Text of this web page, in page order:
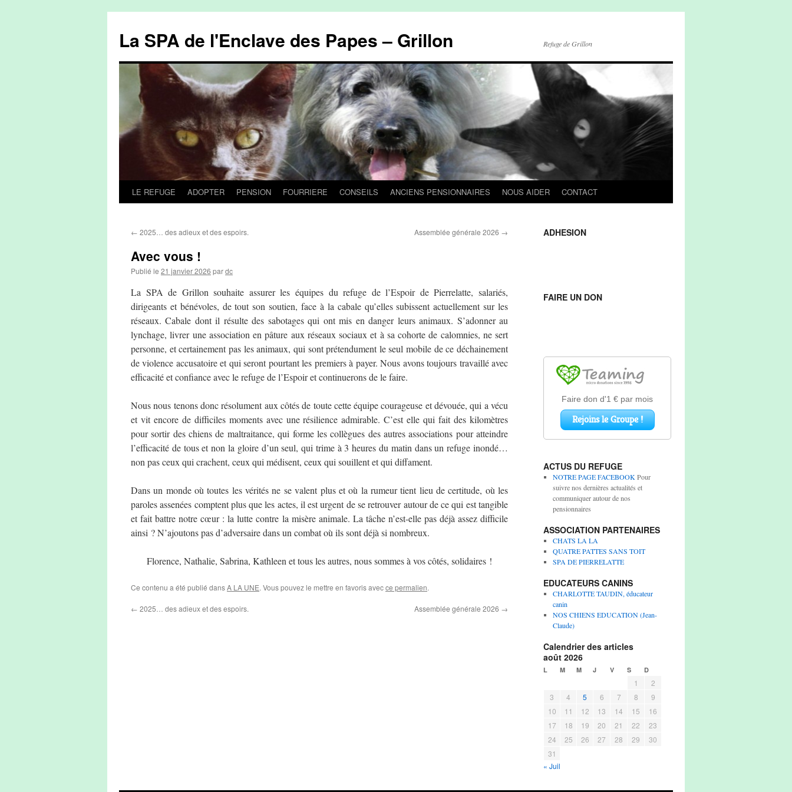
La SPA de l'Enclave des Papes – Grillon Refuge de Grillon
Aller
contenu
LE REFUGE ADOPTER PENSION FOURRIERE CONSEILS ANCIENS PENSIONNAIRES NOUS AIDER CONTACT
← 2025… des adieux et des espoirs. Assemblée générale 2026 →
Avec vous !
Publié le 21 janvier 2026 pardc
La SPA de Grillon souhaite assurer les équipes du refuge de l’Espoir de Pierrelatte, salariés,
dirigeants et bénévoles, de tout son soutien, face à la cabale qu’elles subissent actuellement sur les
réseaux. Cabale dont il résulte des sabotages qui ont mis en danger leurs animaux. S’adonner au
lynchage, livrer une association en pâture aux réseaux sociaux et à sa cohorte de calomnies, ne sert
personne, et certainement pas les animaux, qui sont prétendument le seul mobile de ce déchainement
de violence accusatoire et qui seront pourtant les premiers à payer. Nous avons toujours travaillé avec
efficacité et confiance avec le refuge de l’Espoir et continuerons de le faire.
Nous nous tenons donc résolument aux côtés de toute cette équipe courageuse et dévouée, qui a vécu
et vit encore de difficiles moments avec une résilience admirable. C’est elle qui fait des kilomètres
pour sortir des chiens de maltraitance, qui forme les collègues des autres associations pour atteindre
l’efficacité de tous et non la gloire d’un seul, qui trime à 3 heures du matin dans un refuge inondé…
non pas ceux qui crachent, ceux qui médisent, ceux qui souillent et qui diffament.
Dans un monde où toutes les vérités ne se valent plus et où la rumeur tient lieu de certitude, où les
paroles assenées comptent plus que les actes, il est urgent de se retrouver autour de ce qui est tangible
et fait battre notre cœur : la lutte contre la misère animale. La tâche n’est-elle pas déjà assez difficile
ainsi ? N’ajoutons pas d’adversaire dans un combat où ils sont déjà si nombreux.
Florence, Nathalie, Sabrina, Kathleen et tous les autres, nous sommes à vos côtés, solidaires !
Ce contenu a été publié dansA LA UNE. Vous pouvez le mettre en favoris avecce permalien.
← 2025… des adieux et des espoirs. Assemblée générale 2026 →
ADHESION
FAIRE UN DON
ACTUS DU REFUGE
NOTRE PAGE FACEBOOK Pour
suivre nos dernières actualités et
communiquer autour de nos
pensionnaires
ASSOCIATION PARTENAIRES
CHATS LA LA
QUATRE PATTES SANS TOIT
SPA DE PIERRELATTE
EDUCATEURS CANINS
CHARLOTTE TAUDIN, éducateur
canin
NOS CHIENS EDUCATION (Jean-
Claude)
Calendrier des articles
août 2026
L M M J V S D
1
2
3
4 5 6 7 8
9
10
11 12 13 14 15
16
17
18 19 20 21 22
23
24
25 26 27 28 29
30
31
« Juil